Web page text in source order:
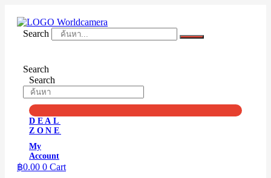
contentSearch
Search
Search
DEAL
ZONE
My
Account
฿0.00 0 Cart